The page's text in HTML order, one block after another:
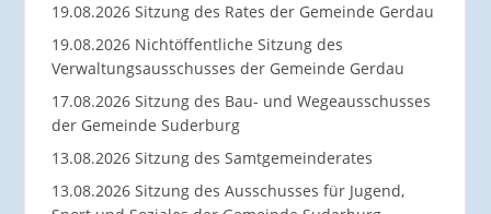
19.08.2026 Sitzung des Rates der Gemeinde Gerdau
19.08.2026 Nichtöffentliche Sitzung des
Verwaltungsausschusses der Gemeinde Gerdau
17.08.2026 Sitzung des Bau- und Wegeausschusses
der Gemeinde Suderburg
13.08.2026 Sitzung des Samtgemeinderates
13.08.2026 Sitzung des Ausschusses für Jugend,